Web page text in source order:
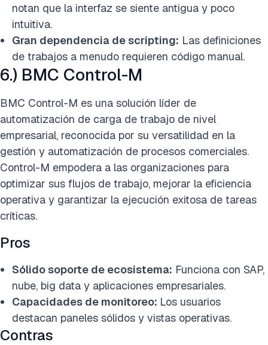
notan que la interfaz se siente antigua y poco
intuitiva.
Gran dependencia de scripting: Las definiciones
de trabajos a menudo requieren código manual.
6.) BMC Control-M
BMC Control-M es una solución líder de
automatización de carga de trabajo de nivel
empresarial, reconocida por su versatilidad en la
gestión y automatización de procesos comerciales.
Control-M empodera a las organizaciones para
optimizar sus flujos de trabajo, mejorar la eficiencia
operativa y garantizar la ejecución exitosa de tareas
críticas.
Pros
Sólido soporte de ecosistema: Funciona con SAP,
nube, big data y aplicaciones empresariales.
Capacidades de monitoreo: Los usuarios
destacan paneles sólidos y vistas operativas.
Contras